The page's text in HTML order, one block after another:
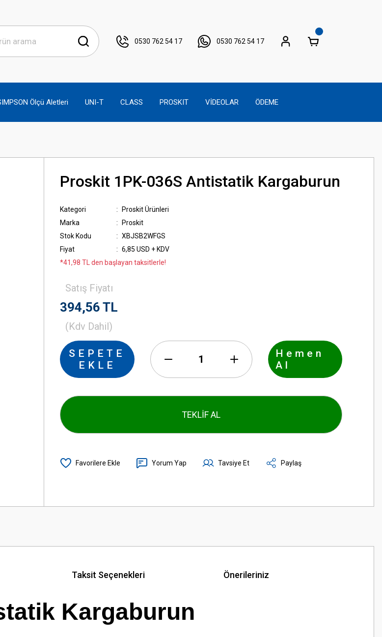
0530 762 54 17 0530 762 54 17
Ölçü Aletleri UNI-T CLASS PROSKIT VİDEOLAR ÖDEME
Proskit 1PK-036S Antistatik Kargaburun
Kategori
Proskit Ürünleri
Marka
Proskit
Stok Kodu
XBJSB2WFGS
Fiyat
6,85 USD + KDV
*41,98 TL den başlayan taksitlerle!
Satış Fiyatı
394,56 TL
(Kdv Dahil)
SEPETE
EKLE
Hemen
Al
TEKLİF AL
Yorum Yap Tavsiye Et Paylaş
Taksit Seçenekleri Önerileriniz
Kargaburun